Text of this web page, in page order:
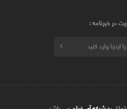
در خبرنامه :